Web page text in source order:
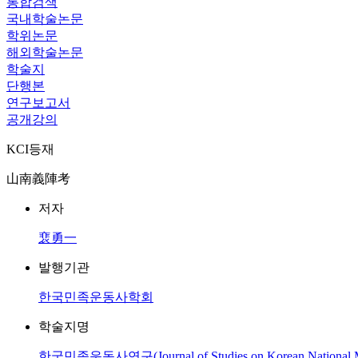
국내학술논문
학위논문
해외학술논문
학술지
단행본
연구보고서
공개강의
KCI등재
山南義陣考
저자
裵勇一
발행기관
한국민족운동사학회
학술지명